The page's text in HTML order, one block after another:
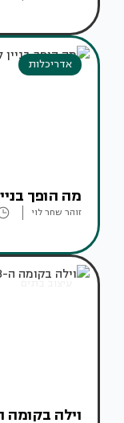
אדריכלות
מה הופך
זוהר שחר לוי
עיצוב בתים